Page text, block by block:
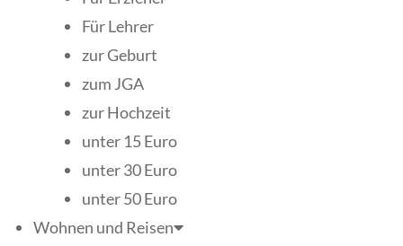
Für Lehrer
zur Geburt
zum JGA
zur Hochzeit
unter 15 Euro
unter 30 Euro
unter 50 Euro
Wohnen und Reisen